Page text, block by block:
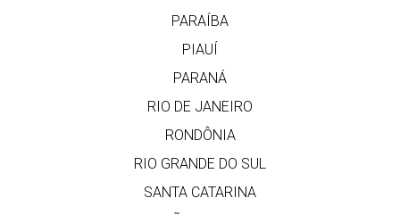
PARAÍBA
PIAUÍ
PARANÁ
RIO DE JANEIRO
RONDÔNIA
RIO GRANDE DO SUL
SANTA CATARINA